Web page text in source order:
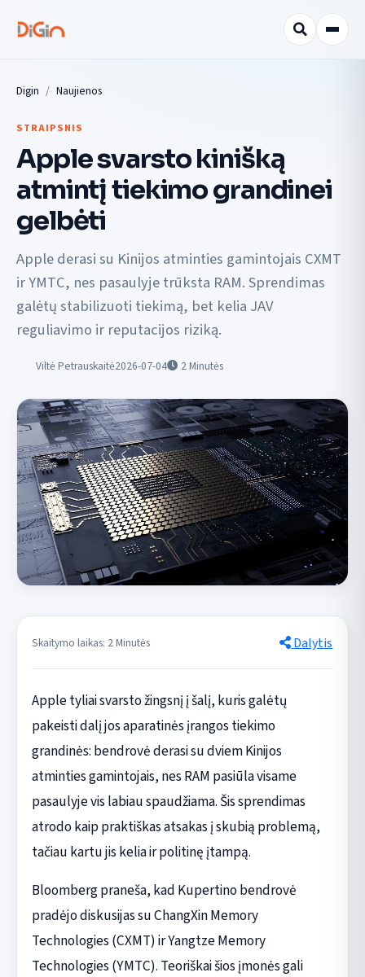
Digin Naujienos
STRAIPSNIS
Apple svarsto kinišką
atmintį tiekimo grandinei
gelbėti
Apple derasi su Kinijos atminties gamintojais CXMT
ir YMTC, nes pasaulyje trūksta RAM. Sprendimas
galėtų stabilizuoti tiekimą, bet kelia JAV
reguliavimo ir reputacijos riziką.
Viltė Petrauskaitė2026-07-04 2Minutės
Skaitymo laikas: 2 Minutės Dalytis
Apple tyliai svarsto žingsnį į šalį, kuris galėtų
pakeisti dalį jos aparatinės įrangos tiekimo
grandinės: bendrovė derasi su dviem Kinijos
atminties gamintojais, nes RAM pasiūla visame
pasaulyje vis labiau spaudžiama. Šis sprendimas
atrodo kaip praktiškas atsakas į skubią problemą,
tačiau kartu jis kelia ir politinę įtampą.
Bloomberg praneša, kad Kupertino bendrovė
pradėjo diskusijas su ChangXin Memory
Technologies (CXMT) ir Yangtze Memory
Technologies (YMTC). Teoriškai šios įmonės gali